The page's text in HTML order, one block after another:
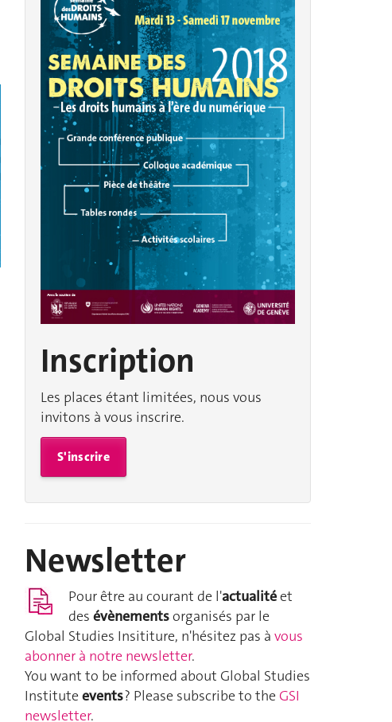
Inscription
Les places étant limitées, nous vous
invitons à vous inscrire.
S'inscrire
Newsletter
Pour être au courant de l'actualitéet
des évènementsorganisés par le
Global Studies Insititure, n'hésitez pas à vous
abonner à notre newsletter.
You want to be informed about Global Studies
Instituteevents? Please subscribe to the GSI
newsletter.